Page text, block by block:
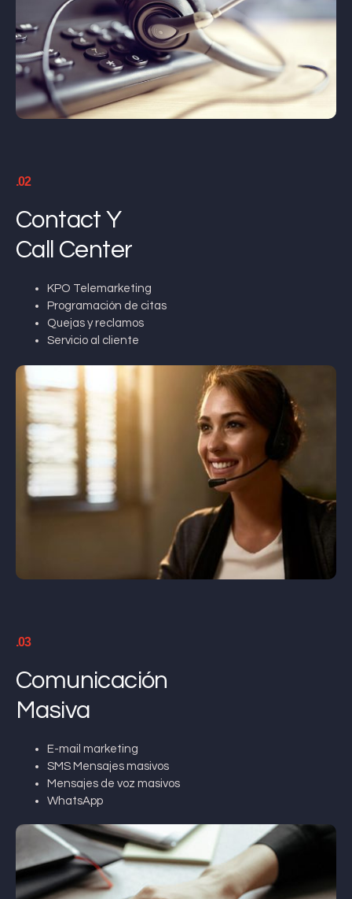
.02
Contact Y
Call Center
KPO Telemarketing
Programación de citas
Quejas y reclamos
Servicio al cliente
.03
Comunicación
Masiva
E-mail marketing
SMS Mensajes masivos
Mensajes de voz masivos
WhatsApp